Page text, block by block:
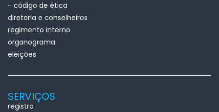
- código de ética
diretoria e conselheiros
regimento interno
organograma
eleições
SERVIÇOS
registro